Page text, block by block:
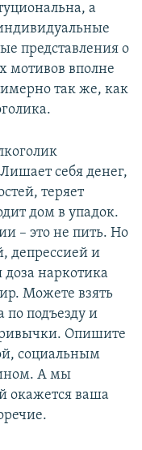
а
представления о
мотивов вполне
так же, как
себя денег,
теряет
дом в упадок.
– это не пить. Но
депрессией и
наркотика
Можете взять
по подъезду и
Опишите
социальным
А мы
окажется ваша